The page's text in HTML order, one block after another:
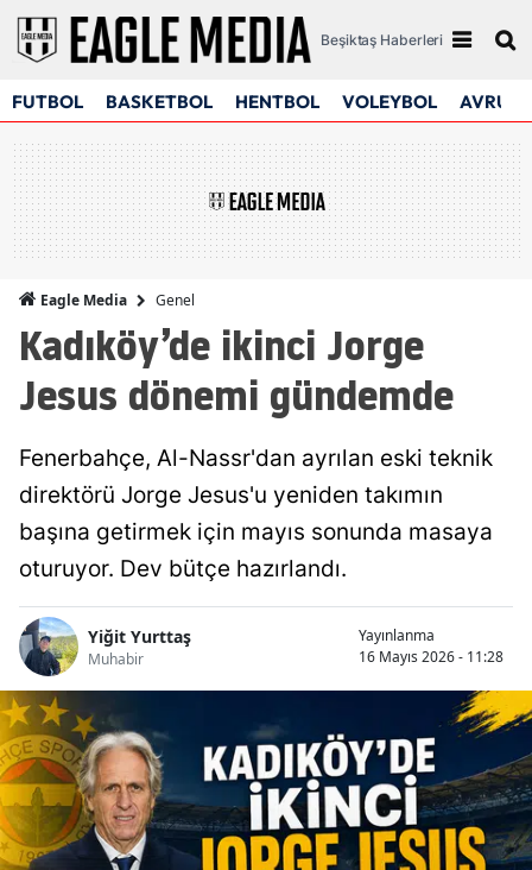
Beşiktaş Haberleri
FUTBOL BASKETBOL HENTBOL VOLEYBOL
Eagle Media Genel
Kadıköy’de ikinci Jorge
Jesus dönemi gündemde
Fenerbahçe, Al-Nassr'dan ayrılan eski teknik
direktörü Jorge Jesus'u yeniden takımın
başına getirmek için mayıs sonunda masaya
oturuyor. Dev bütçe hazırlandı.
Yiğit Yurttaş
Muhabir
Yayınlanma
16 Mayıs 2026 - 11:28